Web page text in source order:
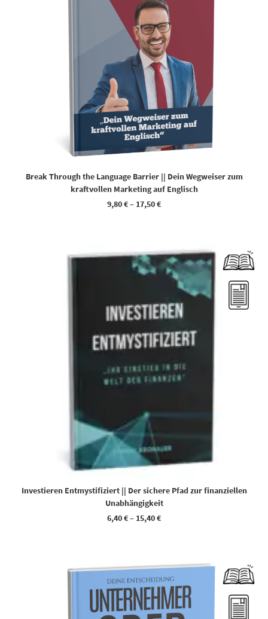
Break Through the Language Barrier || Dein Wegweiser zum
kraftvollen Marketing auf Englisch
9,80€– 17,50€
Investieren Entmystifiziert || Der sichere Pfad zur finanziellen
Unabhängigkeit
6,40€– 15,40€